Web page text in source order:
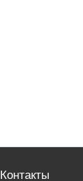
Контакты